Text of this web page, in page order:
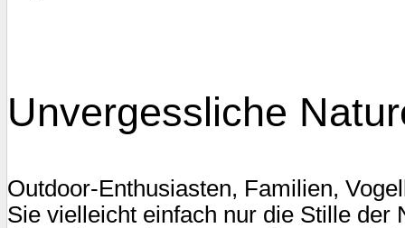
Unvergessliche
Outdoor-Enthusiasten, Familien,
Sie vielleicht einfach nur die Stille der